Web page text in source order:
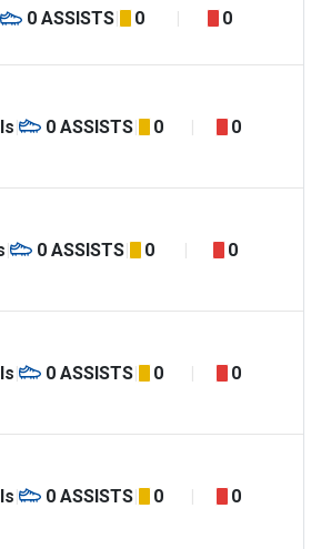
0 ASSISTS 0 0
0 ASSISTS 0 0
0 ASSISTS 0 0
0 ASSISTS 0 0
0 ASSISTS 0 0